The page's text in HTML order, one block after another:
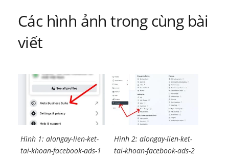
viết
Các hình ảnh trong cùng bài
viết
Hình 1: alongay-lien-ket-
tai-khoan-facebook-ads-1
Hình 2: alongay-lien-ket-
tai-khoan-facebook-ads-2